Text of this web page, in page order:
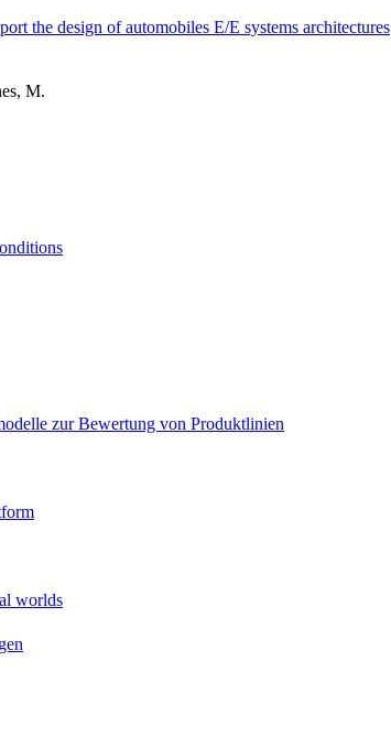
the design of automobiles E/E systems architectures
M.
zur Bewertung von Produktlinien
worlds